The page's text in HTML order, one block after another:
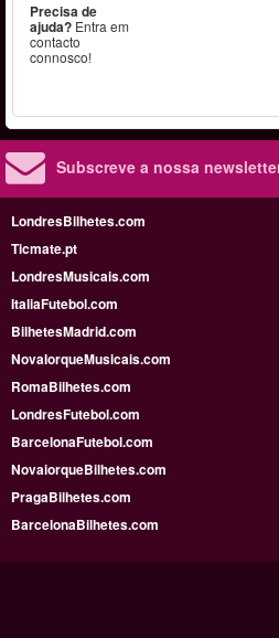
Precisa de
ajuda? Entra em
contacto
connosco!
Subscreve a nossa
LondresBilhetes.com
Ticmate.pt
LondresMusicais.com
ItaliaFutebol.com
BilhetesMadrid.com
NovaIorqueMusicais.com
RomaBilhetes.com
LondresFutebol.com
BarcelonaFutebol.com
NovaiorqueBilhetes.com
PragaBilhetes.com
BarcelonaBilhetes.com